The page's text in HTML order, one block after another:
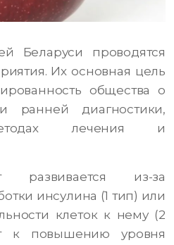
Беларуси проводятся
Их основная цель
общества о
ранней диагностики,
лечения и
развивается из-за
инсулина (1 тип) или
клеток к нему (2
к повышению уровня